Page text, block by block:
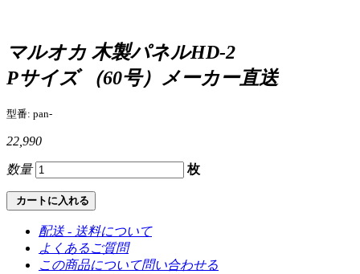
マルオカ 木製パネルHD-2
Pサイズ （60号） メーカー直送
型番: pan-
22,990
数量 枚
カートに入れる
配送 - 送料について
よくあるご質問
この商品について問い合わせる